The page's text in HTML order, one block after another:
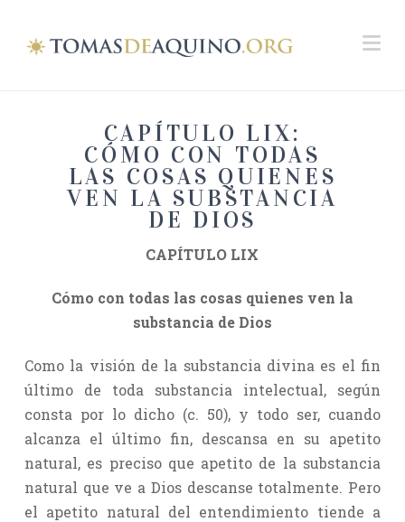
CAPÍTULO LIX:
CÓMO CON TODAS
LAS COSAS QUIENES
VEN LA SUBSTANCIA
DE DIOS
CAPÍTULO LIX
Cómo con todas las cosas quienes ven la
substancia de Dios
Como la visión de la substancia divina es el fin
último de toda substancia intelectual, según
consta por lo dicho (c. 50), y todo ser, cuando
alcanza el último fin, descansa en su apetito
natural, es preciso que apetito de la substancia
natural que ve a Dios descanse totalmente. Pero
el apetito natural del entendimiento tiende a